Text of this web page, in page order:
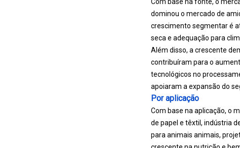
dominou o mercado de
crescimento segmentar é
seca e adequação para
Além disso, a crescente
contribuíram para o
tecnológicos no
apoiaram a expansão do
Por aplicação
Com base na aplicação, o
de papel e têxtil, indústria
para animais animais,